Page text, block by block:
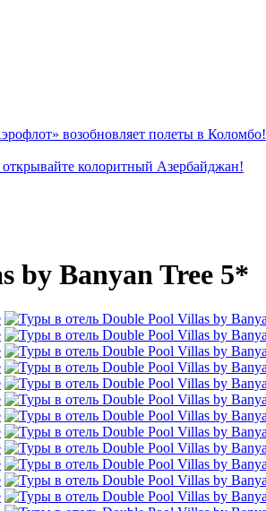
возобновляет полеты в Коломбо!
колоритный Азербайджан!
by Banyan Tree 5*